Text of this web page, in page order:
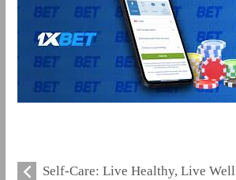
Self-Care: Live Healthy, Live Well